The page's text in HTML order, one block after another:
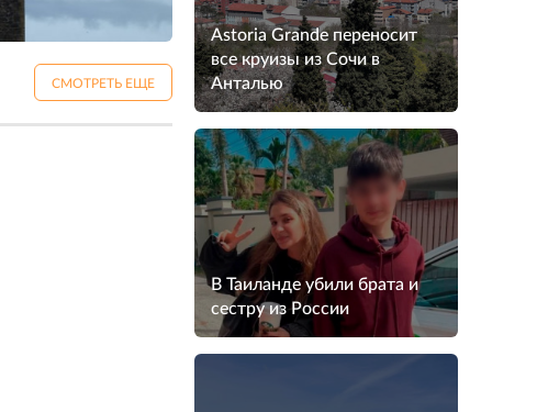
СМОТРЕТЬ ЕЩЕ
Astoria Grande переносит
все круизы из Сочи в
Анталью
В Таиланде убили брата и
сестру из России